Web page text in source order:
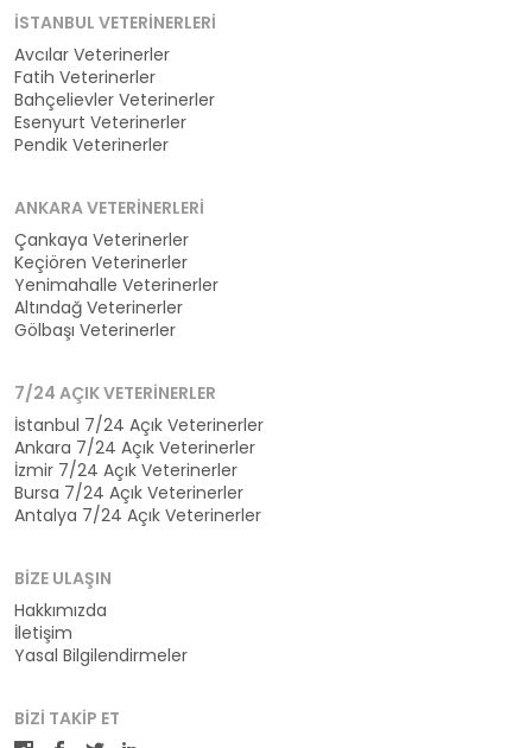
İSTANBUL VETERINERLERI
Avcılar Veterinerler
Fatih Veterinerler
Bahçelievler Veterinerler
Esenyurt Veterinerler
Pendik Veterinerler
ANKARA VETERINERLERI
Çankaya Veterinerler
Keçiören Veterinerler
Yenimahalle Veterinerler
Altındağ Veterinerler
Gölbaşı Veterinerler
7/24 AÇIK VETERINERLER
İstanbul 7/24 Açık Veterinerler
Ankara 7/24 Açık Veterinerler
İzmir 7/24 Açık Veterinerler
Bursa 7/24 Açık Veterinerler
Antalya 7/24 Açık Veterinerler
BIZE ULAŞIN
Hakkımızda
İletişim
Yasal Bilgilendirmeler
BIZI TAKIP ET